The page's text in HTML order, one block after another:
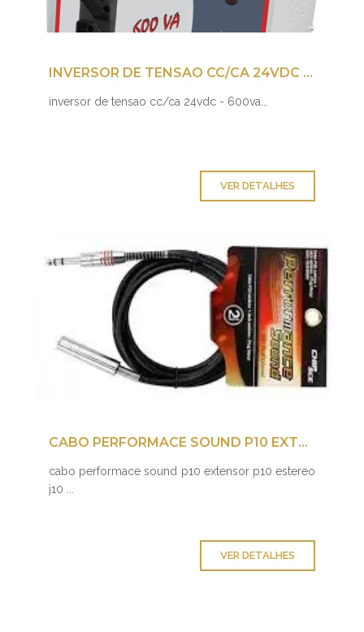
INVERSOR DE TENSAO CC/CA 24VDC - 600VA
inversor de tensao cc/ca 24vdc - 600va...
VER DETALHES
CABO PERFORMACE SOUND P10 EXTENSOR P10 ESTEREO J10
cabo performace sound p10 extensor p10 estereo
j10 ...
VER DETALHES